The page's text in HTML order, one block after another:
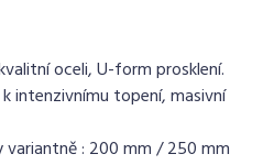
oceli, U-form prosklení.
intenzivnímu topení, masivní
: 200 mm / 250 mm